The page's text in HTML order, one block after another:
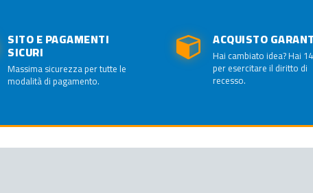
SITO E PAGAMENTI
SICURI
Massima sicurezza per tutte le
modalità di pagamento.
ACQUISTO
Hai cambiato idea? Hai
per esercitare il diritto di
recesso.